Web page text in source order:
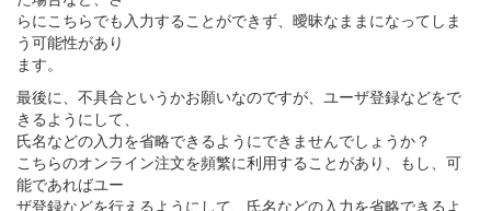
らにこちらでも入力することができず、曖昧なままになってしま
う可能性があり
ます。
最後に、不具合というかお願いなのですが、ユーザ登録などをで
きるようにして、
氏名などの入力を省略できるようにできませんでしょうか？
こちらのオンライン注文を頻繁に利用することがあり、もし、可
能であればユー
ザ登録などを行えるようにして、氏名などの入力を省略できるよ